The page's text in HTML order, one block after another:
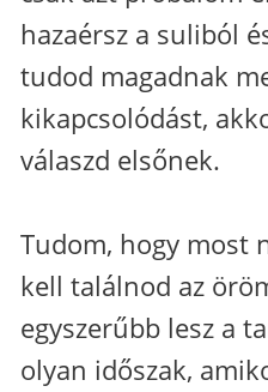
hazaérsz a suliból
tudod magadnak
kikapcsolódást,
válaszd elsőnek.
Tudom, hogy most
kell találnod az
egyszerűbb lesz a
olyan időszak,